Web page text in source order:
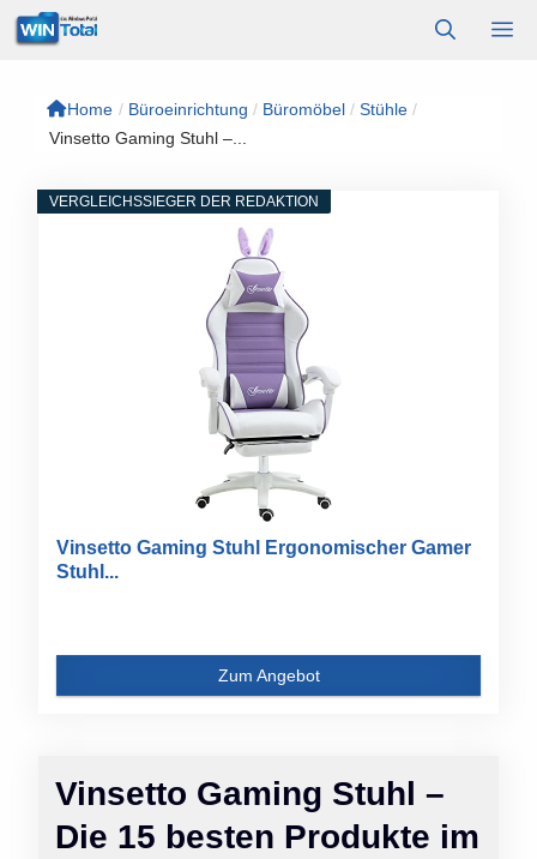
Zum
Inhalt
Home / Büroeinrichtung / Büromöbel / Stühle /
Vinsetto Gaming Stuhl –...
Vinsetto Gaming Stuhl –
Die 15 besten Produkte im
VERGLEICHSSIEGER DER REDAKTION
Vinsetto Gaming Stuhl Ergonomischer Gamer
Stuhl...
Zum Angebot